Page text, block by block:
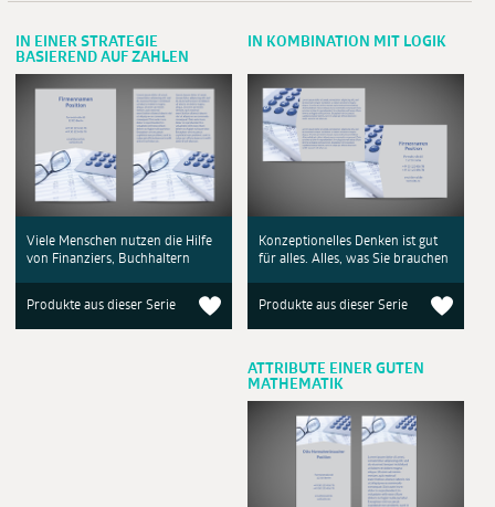
IN EINER STRATEGIE
BASIEREND AUF ZAHLEN
Viele Menschen nutzen die Hilfe
von Finanziers, Buchhaltern
Produkte aus dieser Serie
IN KOMBINATION MIT LOGIK
Konzeptionelles Denken ist gut
für alles. Alles, was Sie brauchen
Produkte aus dieser Serie
ATTRIBUTE EINER GUTEN
MATHEMATIK